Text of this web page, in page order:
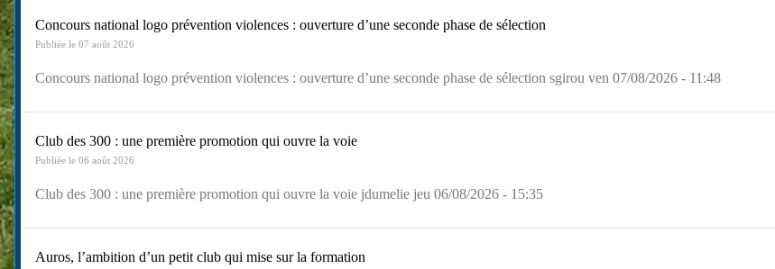
Concours national logo prévention violences : ouverture d’une seconde phase de sélection
Publiée le 07 août 2026
Concours national logo prévention violences : ouverture d’une seconde phase de sélection sgirou ven 07/08/2026 - 11:48
Club des 300 : une première promotion qui ouvre la voie
Publiée le 06 août 2026
Club des 300 : une première promotion qui ouvre la voie jdumelie jeu 06/08/2026 - 15:35
Auros, l’ambition d’un petit club qui mise sur la formation